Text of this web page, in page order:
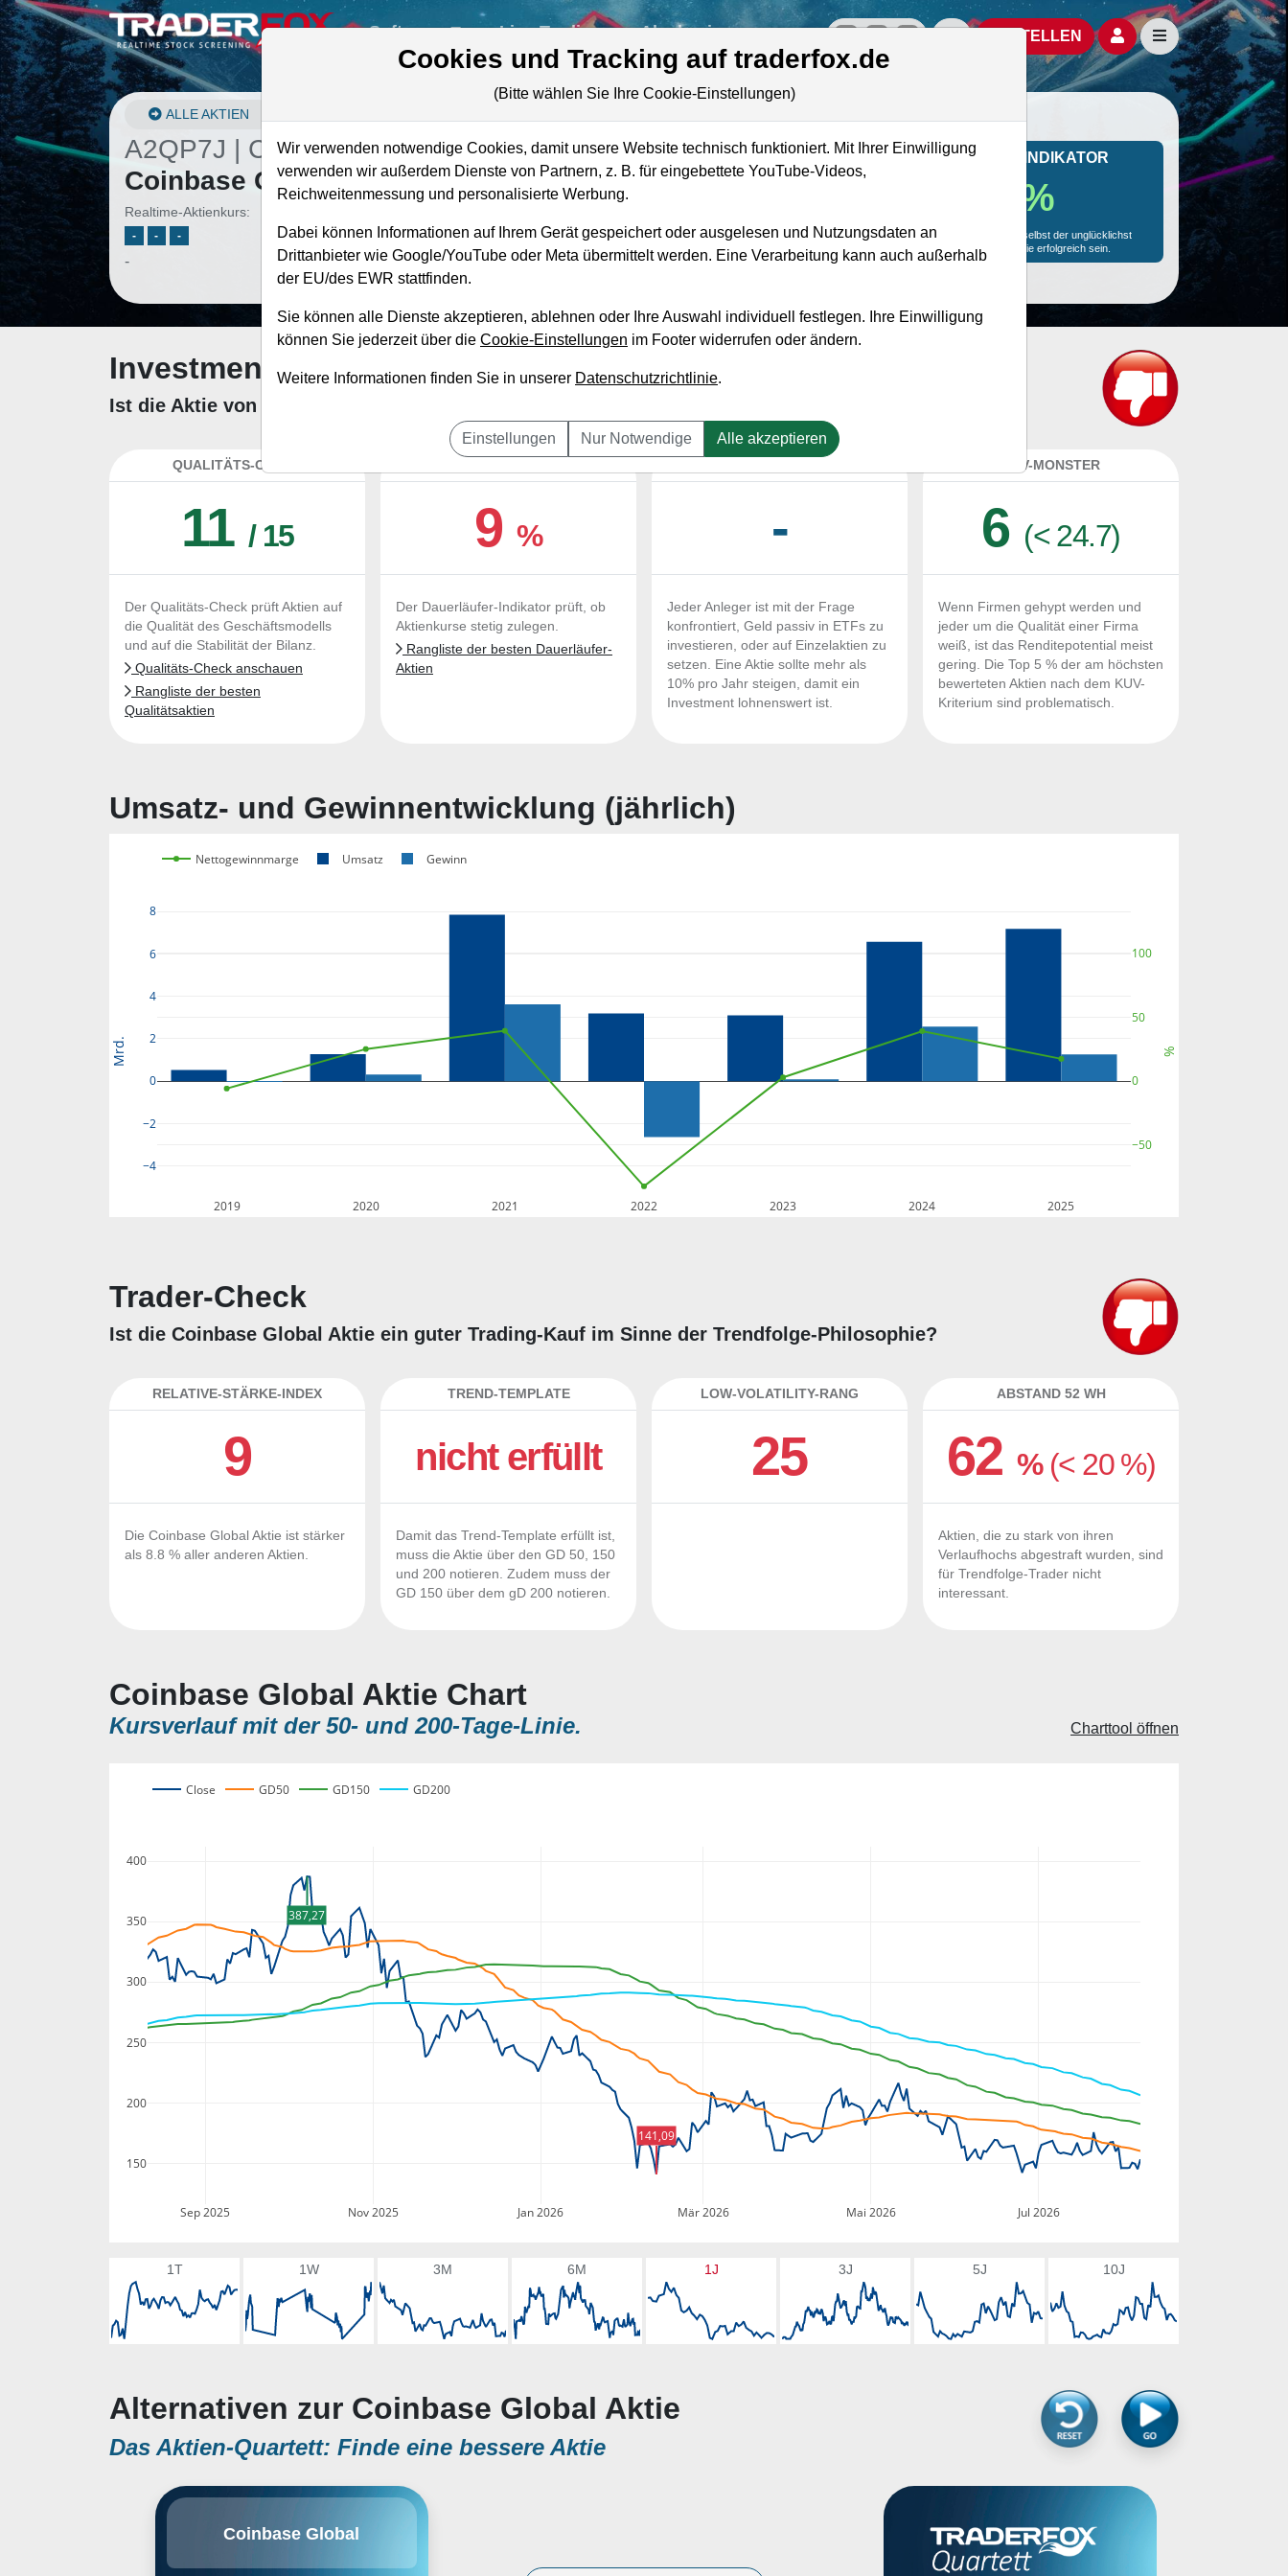
Software Live-Trading Akademie offizielle Social Media-AccountsAktien- und Artikelsuche öffnen
BESTELLEN Seitennavigation
ALLE AKTIEN
A2QP7J | COIN–
Coinbase Global Aktie
Realtime-Aktienkurs:
- - -
-
Marktkapitalisierung 40,54 Mrd. USD
Unternehmenswert
Umsatz 7,18 Mrd. USD
MONKEY-TRADER INDIKATOR
14.8 %
Mit 14.8 % Wahrscheinlichkeit wird selbst der unglücklichst
agierende Trader mit dieser Aktie erfolgreich sein.
Investment-Check: Kaufempfehlung?
Ist die Aktie von Coinbase Global zum Kaufen und Liegenlassen geeignet?
QUALITÄTS-CHECK
11 / 15
Der Qualitäts-Check prüft Aktien auf
die Qualität des Geschäftsmodells
und auf die Stabilität der Bilanz.
Qualitäts-Check anschauen
Rangliste der besten
Qualitätsaktien
9%
Der Dauerläufer-Indikator prüft, ob
Aktienkurse stetig zulegen.
Rangliste der besten Dauerläufer-
Aktien
-
Jeder Anleger ist mit der Frage
konfrontiert, Geld passiv in ETFs zu
investieren, oder auf Einzelaktien zu
setzen. Eine Aktie sollte mehr als
10% pro Jahr steigen, damit ein
Investment lohnenswert ist.
KUV-MONSTER
6 (< 24.7)
Wenn Firmen gehypt werden und
jeder um die Qualität einer Firma
weiß, ist das Renditepotential meist
gering. Die Top 5 % der am höchsten
bewerteten Aktien nach dem KUV-
Kriterium sind problematisch.
Umsatz- und Gewinnentwicklung (jährlich)
2019 2020 2021 2022 2023 2024 2025
−4
−2
0
2
4
6
8
−50
0
50
100
Nettogewinnmarge Umsatz Gewinn
Mrd. %
Trader-Check
Ist die Coinbase Global Aktie ein guter Trading-Kauf im Sinne der Trendfolge-Philosophie?
RELATIVE-STÄRKE-INDEX
9
Die Coinbase Global Aktie ist stärker
als 8.8 % aller anderen Aktien.
TREND-TEMPLATE
nicht erfüllt
Damit das Trend-Template erfüllt ist,
muss die Aktie über den GD 50, 150
und 200 notieren. Zudem muss der
GD 150 über dem gD 200 notieren.
LOW-VOLATILITY-RANG
25
ABSTAND 52 WH
62% (< 20 %)
Aktien, die zu stark von ihren
Verlaufhochs abgestraft wurden, sind
für Trendfolge-Trader nicht
interessant.
Coinbase Global Aktie Chart
Kursverlauf mit der 50- und 200-Tage-Linie. Charttool öffnen
Sep 2025 Nov 2025 Jan 2026 Mär 2026 Mai 2026 Jul 2026
150
200
250
300
350
400
Close GD50 GD150 GD200
387,27
141,09
1T 1W 3M 6M 1J 3J 5J 10J
Alternativen zur Coinbase Global Aktie
Das Aktien-Quartett: Finde eine bessere Aktie
Coinbase Global
und ist die führende Plattform für
Kryptowährungen in den USA. Das
Cookies und Tracking auf traderfox.de
(Bitte wählen Sie Ihre Cookie-Einstellungen)
Wir verwenden notwendige Cookies, damit unsere Website technisch funktioniert. Mit Ihrer Einwilligung
verwenden wir außerdem Dienste von Partnern, z. B. für eingebettete YouTube-Videos,
Reichweitenmessung und personalisierte Werbung.
Dabei können Informationen auf Ihrem Gerät gespeichert oder ausgelesen und Nutzungsdaten an
Drittanbieter wie Google/YouTube oder Meta übermittelt werden. Eine Verarbeitung kann auch außerhalb
der EU/des EWR stattfinden.
Sie können alle Dienste akzeptieren, ablehnen oder Ihre Auswahl individuell festlegen. Ihre Einwilligung
können Sie jederzeit über die Cookie-Einstellungen im Footer widerrufen oder ändern.
Weitere Informationen finden Sie in unserer Datenschutzrichtlinie.
Einstellungen Nur Notwendige Alle akzeptieren